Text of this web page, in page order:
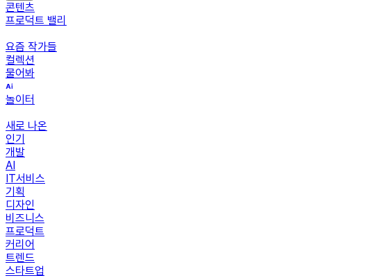
콘텐츠
프로덕트 밸리
요즘 작가들
컬렉션
물어봐
놀이터
새로 나온
인기
개발
AI
IT서비스
기획
디자인
비즈니스
프로덕트
커리어
트렌드
스타트업